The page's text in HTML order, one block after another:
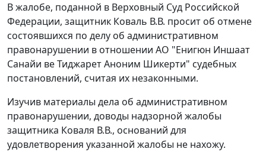
В жалобе, поданной в Верховный Суд Российской
Федерации, защитник Коваль В.В. просит об отмене
состоявшихся по делу об административном
правонарушении в отношении АО "Енигюн Иншаат
Санайи ве Тиджарет Аноним Шикерти" судебных
постановлений, считая их незаконными.
Изучив материалы дела об административном
правонарушении, доводы надзорной жалобы
защитника Коваля В.В., оснований для
удовлетворения указанной жалобы не нахожу.